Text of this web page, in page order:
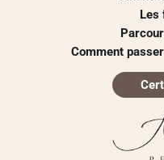
Les
Comment